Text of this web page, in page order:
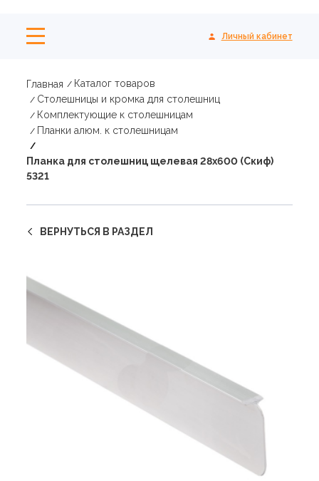
Личный кабинет
Главная
Каталог товаров
Столешницы и кромка для столешниц
Комплектующие к столешницам
Планки алюм. к столешницам
Планка для столешниц щелевая 28х600 (Скиф)
5321
ВЕРНУТЬСЯ В РАЗДЕЛ